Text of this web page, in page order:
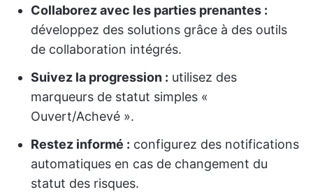
Collaborez avec les parties prenantes :
développez des solutions grâce à des outils
de collaboration intégrés.
Suivez la progression : utilisez des
marqueurs de statut simples «
Ouvert/Achevé ».
Restez informé : configurez des notifications
automatiques en cas de changement du
statut des risques.